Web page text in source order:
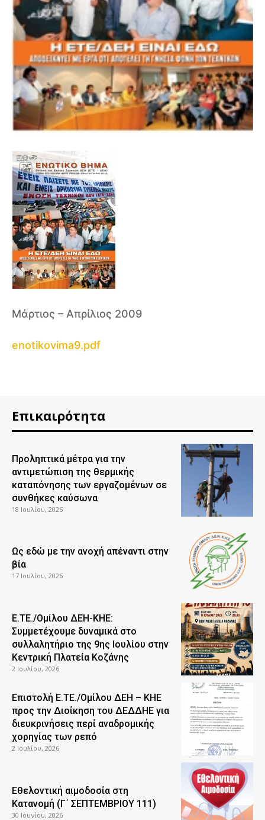
Μάρτιος – Απρίλιος 2009
enotikovima9.pdf
Επικαιρότητα
Προληπτικά μέτρα για την
αντιμετώπιση της θερμικής
καταπόνησης των εργαζομένων σε
συνθήκες καύσωνα
18 Ιουλίου, 2026
Ως εδώ με την ανοχή απέναντι στην
βία
17 Ιουλίου, 2026
Ε.ΤΕ./Ομίλου ΔΕΗ-ΚΗΕ:
Συμμετέχουμε δυναμικά στο
συλλαλητήριο της 9ης Ιουλίου στην
Κεντρική Πλατεία Κοζάνης
2 Ιουλίου, 2026
Επιστολή Ε.ΤΕ./Ομίλου ΔΕΗ – ΚΗΕ
προς την Διοίκηση του ΔΕΔΔΗΕ για
διευκρινήσεις περί αναδρομικής
χορηγίας των ρεπό
2 Ιουλίου, 2026
Εθελοντική αιμοδοσία στη
Κατανομή (Γ΄ ΣΕΠΤΕΜΒΡΙΟΥ 111)
30 Ιουνίου, 2026